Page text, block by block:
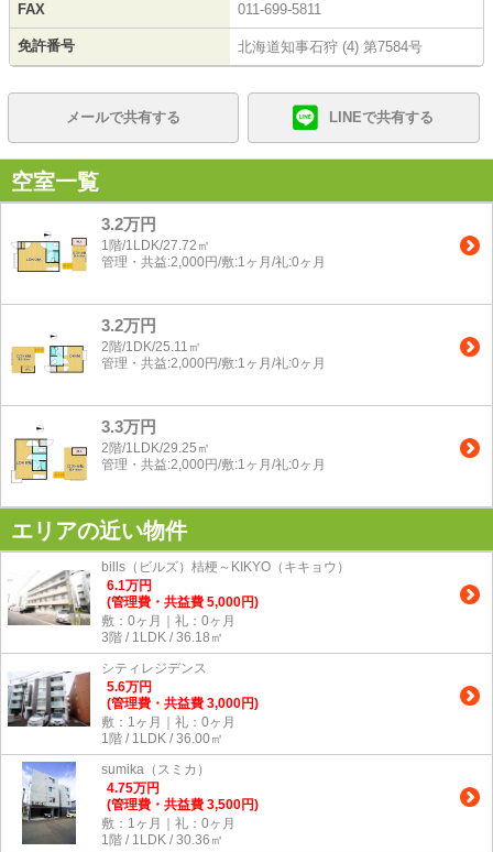
FAX 011-699-5811
免許番号 北海道知事石狩 (4) 第7584号
メールで共有する LINEで共有する
空室一覧
3.2万円
1階/1LDK/27.72㎡
管理・共益:2,000円/敷:1ヶ月/礼:0ヶ月
3.2万円
2階/1DK/25.11㎡
管理・共益:2,000円/敷:1ヶ月/礼:0ヶ月
3.3万円
2階/1LDK/29.25㎡
管理・共益:2,000円/敷:1ヶ月/礼:0ヶ月
エリアの近い物件
bills（ビルズ）桔梗～KIKYO（キキョウ）
6.1万円
(管理費・共益費 5,000円)
敷：0ヶ月｜礼：0ヶ月
3階 / 1LDK / 36.18㎡
シティレジデンス
5.6万円
(管理費・共益費 3,000円)
敷：1ヶ月｜礼：0ヶ月
1階 / 1LDK / 36.00㎡
sumika（スミカ）
4.75万円
(管理費・共益費 3,500円)
敷：1ヶ月｜礼：0ヶ月
1階 / 1LDK / 30.36㎡